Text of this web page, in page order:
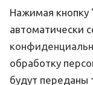
Нажимая
автоматически
обработку
будут переданы